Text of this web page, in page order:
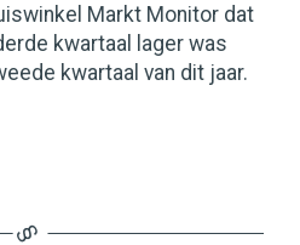
Markt Monitor dat
kwartaal lager was
kwartaal van dit jaar.